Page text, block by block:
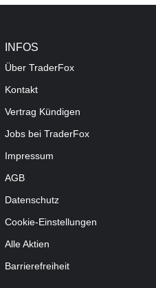
INFOS
Über TraderFox
Kontakt
Vertrag Kündigen
Jobs bei TraderFox
Impressum
AGB
Datenschutz
Cookie-Einstellungen
Alle Aktien
Barrierefreiheit